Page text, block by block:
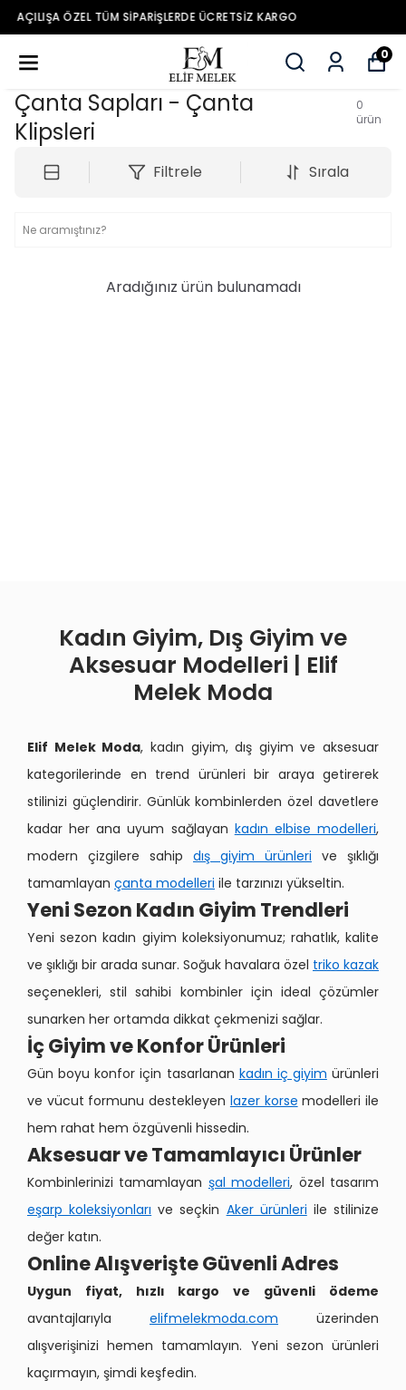
YENİ SEZON ÜRÜNLER
0
Çanta Sapları - Çanta
Klipsleri
0
ürün
Filtrele Sırala
Aradığınız ürün bulunamadı
Kadın Giyim, Dış Giyim ve
Aksesuar Modelleri | Elif
Melek Moda
Elif Melek Moda, kadın giyim, dış giyim ve aksesuar
kategorilerinde en trend ürünleri bir araya getirerek
stilinizi güçlendirir. Günlük kombinlerden özel davetlere
kadar her ana uyum sağlayan kadın elbise modelleri,
modern çizgilere sahip dış giyim ürünleri ve şıklığı
tamamlayan çanta modelleri ile tarzınızı yükseltin.
Yeni Sezon Kadın Giyim Trendleri
Yeni sezon kadın giyim koleksiyonumuz; rahatlık, kalite
ve şıklığı bir arada sunar. Soğuk havalara özel triko kazak
seçenekleri, stil sahibi kombinler için ideal çözümler
sunarken her ortamda dikkat çekmenizi sağlar.
İç Giyim ve Konfor Ürünleri
Gün boyu konfor için tasarlanan kadın iç giyim ürünleri
ve vücut formunu destekleyen lazer korse modelleri ile
hem rahat hem özgüvenli hissedin.
Aksesuar ve Tamamlayıcı Ürünler
Kombinlerinizi tamamlayan şal modelleri, özel tasarım
eşarp koleksiyonları ve seçkin Aker ürünleri ile stilinize
değer katın.
Online Alışverişte Güvenli Adres
Uygun fiyat, hızlı kargo ve güvenli ödeme
avantajlarıyla elifmelekmoda.com üzerinden
alışverişinizi hemen tamamlayın. Yeni sezon ürünleri
kaçırmayın, şimdi keşfedin.